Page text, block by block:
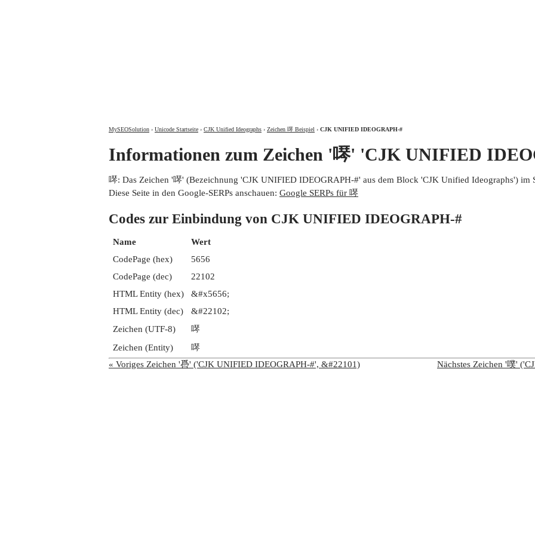
MySEOSolution › Unicode Startseite › CJK Unified Ideographs › Zeichen 噖 Beispiel › CJK UNIFIED IDEOGRAPH-#
Informationen zum Zeichen '噖' 'CJK UNIFIED
噖: Das Zeichen '噖' (Bezeichnung 'CJK UNIFIED IDEOGRAPH-#' aus dem Block 'CJK Unified Ideographs') im
Diese Seite in den Google-SERPs anschauen: Google SERPs für 噖
Codes zur Einbindung von CJK UNIFIED IDEOGRAPH-#
Name
Wert
CodePage (hex)
5656
CodePage (dec)
22102
HTML Entity (hex)
&#x5656;
HTML Entity (dec)
&#22102;
Zeichen (UTF-8)
噖
Zeichen (Entity)
噖
« Voriges Zeichen '噕' ('CJK UNIFIED IDEOGRAPH-#', &#22101)
Nächstes Zeichen '噗'